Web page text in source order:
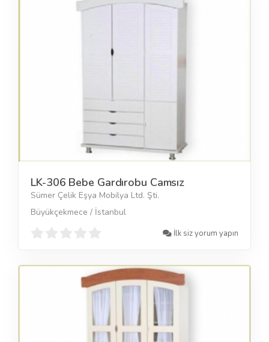
LK-306 Bebe Gardırobu Camsız
Sümer Çelik Eşya Mobilya Ltd. Şti.
Büyükçekmece / İstanbul
İlk siz yorum yapın